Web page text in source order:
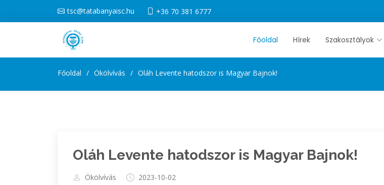
tsc@tatabanyaisc.hu +36 70 381 6777
Főoldal Hírek Szakosztályok
Főoldal Ökölvívás Oláh Levente hatodszor is Magyar Bajnok!
Oláh Levente hatodszor is Magyar Bajnok!
Ökölvívás 2023-10-02